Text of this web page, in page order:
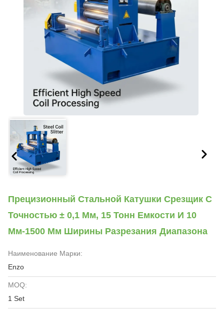
Прецизионный Стальной Катушки Срезщик С
Точностью ± 0,1 Мм, 15 Тонн Емкости И 10
Мм-1500 Мм Ширины Разрезания Диапазона
Наименование Марки:
Enzo
MOQ:
1 Set